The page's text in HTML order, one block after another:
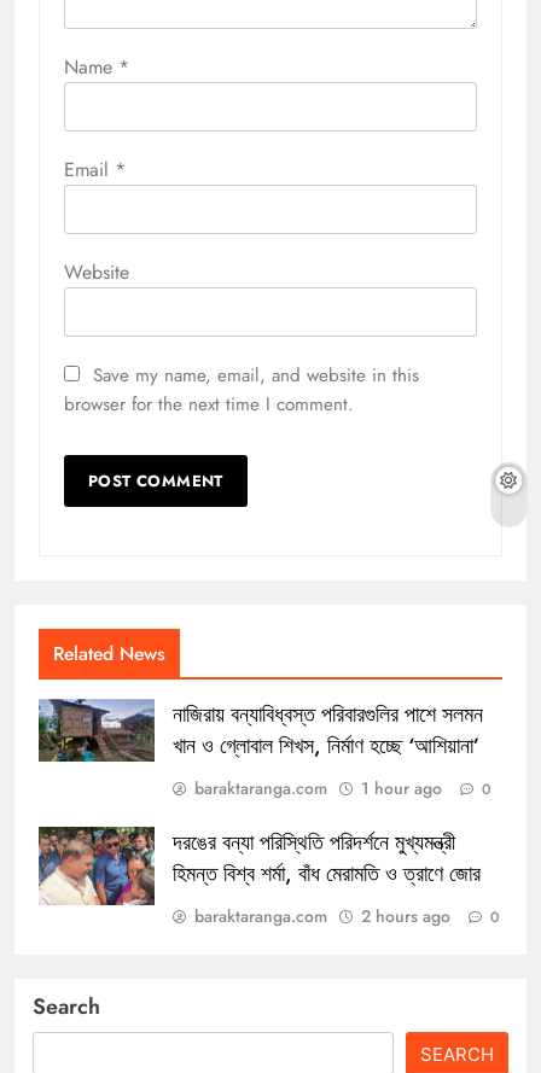
Name *
Email *
Website
Save my name, email, and website in this
browser for the next time I comment.
Related News
নাজিরায় বন্যাবিধ্বস্ত পরিবারগুলির পাশে সলমন
খান ও গ্লোবাল শিখস, নির্মাণ হচ্ছে ‘আশিয়ানা’
baraktaranga.com 1 hour ago 0
দরঙের বন্যা পরিস্থিতি পরিদর্শনে মুখ্যমন্ত্রী
হিমন্ত বিশ্ব শর্মা, বাঁধ মেরামতি ও ত্রাণে জোর
baraktaranga.com 2 hours ago 0
Search
SEARCH